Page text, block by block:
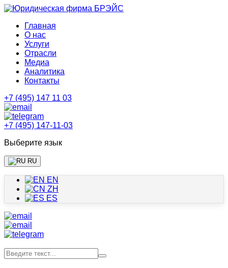
Главная
О нас
Услуги
Отрасли
Медиа
Аналитика
Контакты
+7 (495) 147 11 03
+7 (495) 147-11-03
Выберите язык
RU
EN
ZH
ES